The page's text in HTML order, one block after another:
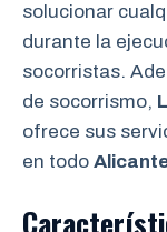
solucionar
durante la
socorristas.
de socorrismo,
ofrece sus
en todo